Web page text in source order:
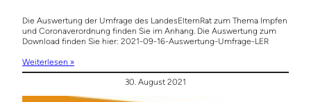
Die Auswertung der Umfrage des LandesElternRat zum Thema Impfen
und Coronaverordnung finden Sie im Anhang. Die Auswertung zum
Download finden Sie hier: 2021-09-16-Auswertung-Umfrage-LER
Weiterlesen »
30. August 2021